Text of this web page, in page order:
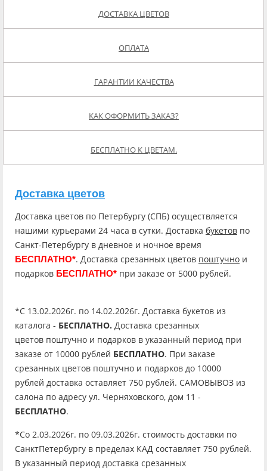
ДОСТАВКА ЦВЕТОВ
ОПЛАТА
ГАРАНТИИ КАЧЕСТВА
КАК ОФОРМИТЬ ЗАКАЗ?
БЕСПЛАТНО К ЦВЕТАМ.
Доставка цветов
Доставка цветов по Петербургу (СПБ) осуществляется
нашими курьерами 24 часа в сутки. Доставка букетов по
Санкт-Петербургу в дневное и ночное время
БЕСПЛАТНО*. Доставка срезанных цветов поштучно и
подарков БЕСПЛАТНО* при заказе от 5000 рублей.
*C 13.02.2026г. по 14.02.2026г. Доставка букетов из
каталога - БЕСПЛАТНО. Доставка срезанных
цветов поштучно и подарков в указанный период при
заказе от 10000 рублей БЕСПЛАТНО. При заказе
срезанных цветов поштучно и подарков до 10000
рублей доставка оставляет 750 рублей. САМОВЫВОЗ из
салона по адресу ул. Черняховского, дом 11 -
БЕСПЛАТНО.
*Со 2.03.2026г. по 09.03.2026г. стоимость доставки по
СанктПетербургу в пределах КАД составляет 750 рублей.
В указанный период доставка срезанных